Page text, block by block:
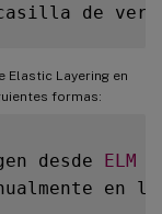
de
Elastic Layering en
formas:
desde
ELM
en